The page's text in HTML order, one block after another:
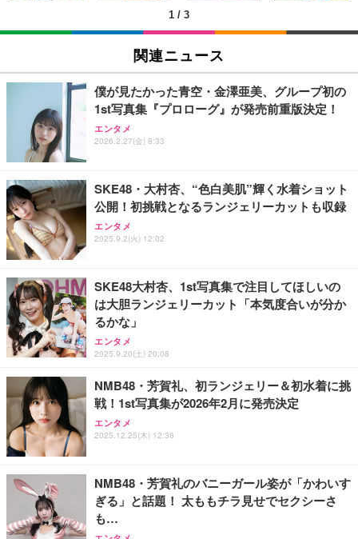
エレコム モニターアーム ワイドモニター対応 17~49
ケット付属 関節5軸 DPA-SS11BK
￥8,260
エレコム モニターアーム ディスプレイアーム シン
グル ロング 17~32インチ対応 耐荷重9kg VESA規格
対応 ブラック DPAWSN01BK
エレコム VESAマウントアダプターブラケット モニ
ター用 VESA規格対応 DPAＷQB01BK
エレコム モニターアーム 17~49インチ対応 耐荷重2
0kg ガススプリング式 VESA ロングアーム ワイドモ
ニター対応 ブラック DPA-SL07BK
￥7,420
モバイルバッテリー 大容量 30000mAh 【22.5W/20
ッテリー 5台同時充電 Type-C出力 スマホ 充電器 LC
D残量表示 LEDライト付き ストラップ付き 持ち運び
携帯充電器 停電対策 アウトドア/旅行/出張/防災/緊
急用 iOS/Android各種他対応 機内持込可 (高級白い)
￥2,469
エレコム 充電器 Type-C USB-C 20W USB PD対応 1
ポート PSE認証品 GaN採用 折りたたみ式プラグ ホ
ワイト 【 iPhone16 15 等対応】 EC-AC6820WH
エレコム 充電器 40W 2ポート Type-C USB PD対応
PPS対応 GaN II採用 折りたたみ式プラグ ホワイト
EC-AC10640WH
エレコム 65W 充電器 Type-C コンセント 急速 PD対
応 スイング式プラグ採用 PSE技術基準適合 ブラッ
ク EC-AC12465BK
￥2,190
Grithope イヤホン タイプC【2026新モデル 耐久
重低音 遅延なし
￥949
Lightning to 3.5mm イヤホンジャック 変換 MFi認
証 【ハイレゾ音質】 内蔵DAC 遅延なし 48ビット/9
6KHz 音量調節対応
【HIFI音質】iphone イヤホンジャック ライトニン
グ イヤホン 変換 MFI認証 4極 内蔵DAC 遅延なし 音
量調節/音楽
寝ホン 睡眠用イヤホン 寝ながら 痛くない 超軽量2.8
g ASMR推薦 ワイヤレス Bluetooth6.1 柔軟性高 安
眠 仕事 ブルー
￥2,682
1 / 3
関連ニュース
僕が見たかった青空・金澤亜美、グループ初の
1st写真集『プロローグ』が発売前重版決定！
エンタメ
2026.2.27(金) 8:33
SKE48・大村杏、“色白美肌”輝く水着ショット
公開！初挑戦となるランジェリーカットも収録
エンタメ
2025.9.2(火) 12:02
SKE48大村杏、1st写真集で注目してほしいの
は大胆ランジェリーカット「本気度合いが分か
るかな」
エンタメ
2025.9.20(土) 20:08
NMB48・芳賀礼、初ランジェリー＆初水着に挑
戦！1st写真集が2026年2月に発売決定
エンタメ
2025.12.25(木) 12:36
NMB48・芳賀礼のバニーガール姿が「かわいす
ぎる」と話題！ 太ももチラ見せでセクシーさ
も…